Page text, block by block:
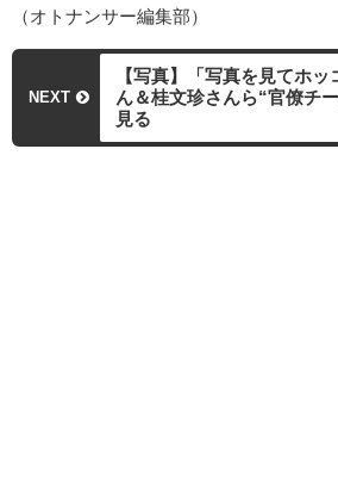
（オトナンサー編集部）
NEXT
【写真】「写真を見てホ
ん＆桂文珍さんら“官僚チ
見る